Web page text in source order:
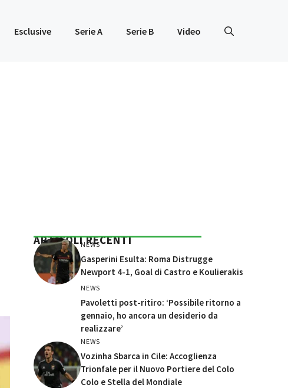
Esclusive Serie A Serie B Video
ARTICOLI RECENTI
NEWS
Gasperini Esulta: Roma Distrugge
Newport 4-1, Goal di Castro e Koulierakis
NEWS
Pavoletti post-ritiro: ‘Possibile ritorno a
gennaio, ho ancora un desiderio da
realizzare’
NEWS
Vozinha Sbarca in Cile: Accoglienza
Trionfale per il Nuovo Portiere del Colo
Colo e Stella del Mondiale